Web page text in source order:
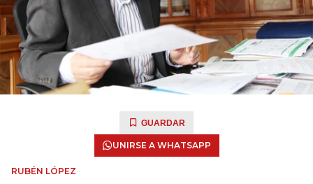
GUARDAR
UNIRSE A WHATSAPP
RUBÉN LÓPEZ